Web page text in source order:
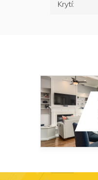
Krytí: